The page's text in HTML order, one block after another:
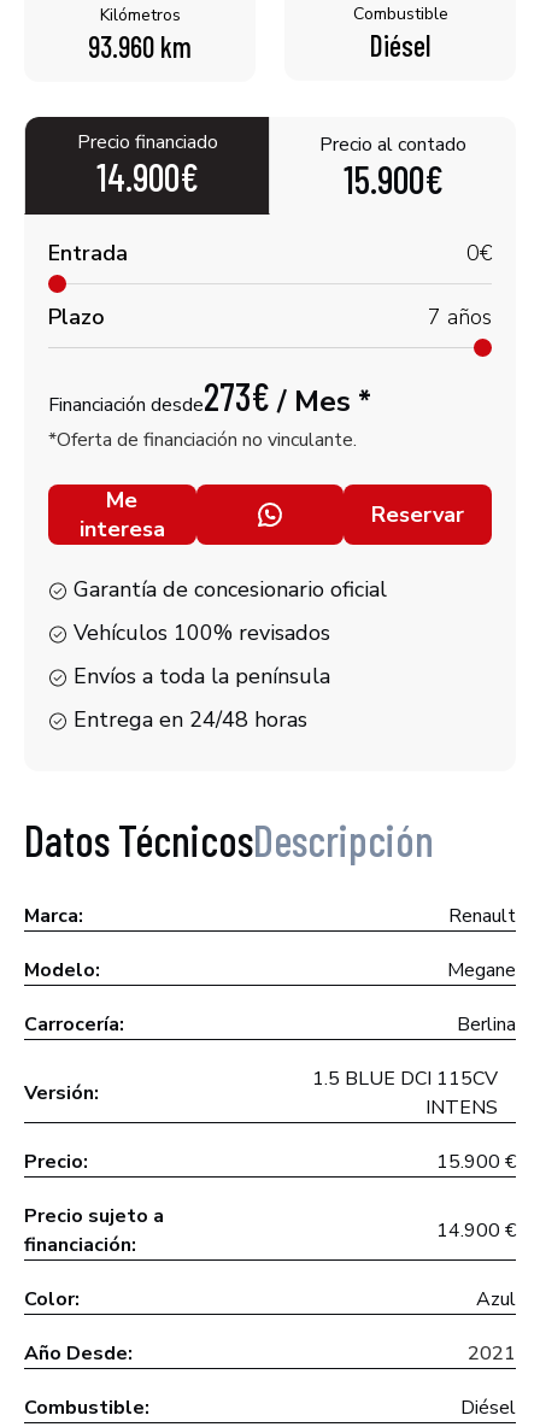
Kilómetros
93.960 km
Combustible
Diésel
Precio financiado
14.900€
Precio al contado
15.900€
Entrada 0€
Plazo 7 años
Financiación desde273€/ Mes *
*Oferta de financiación no vinculante.
Me
interesa
Reservar
Garantía de concesionario oficial
Vehículos 100% revisados
Envíos a toda la península
Entrega en 24/48 horas
Datos TécnicosDescripción
Marca: Renault
Modelo: Megane
Carrocería: Berlina
Versión:
1.5 BLUE DCI 115CV
INTENS
Precio: 15.900 €
Precio sujeto a
financiación:
14.900 €
Color: Azul
Año Desde: 2021
Combustible: Diésel